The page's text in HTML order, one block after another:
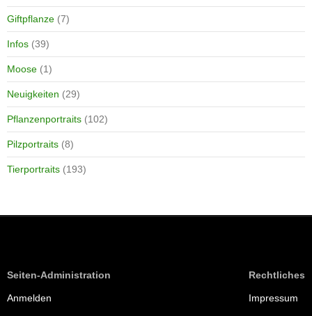
Giftpflanze (7)
Infos (39)
Moose (1)
Neuigkeiten (29)
Pflanzenportraits (102)
Pilzportraits (8)
Tierportraits (193)
Seiten-Administration
Anmelden
Rechtliches
Impressum